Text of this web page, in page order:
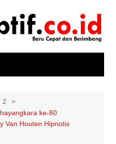
2
ke-80
Van Houten Hipnotis